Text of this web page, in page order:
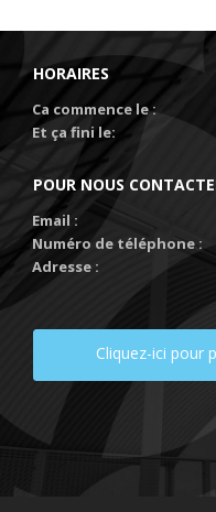
HORAIRES
Ca commence le :
Et ça fini le:
POUR NOUS
Email :
Numéro de téléphone :
Adresse :
Cliquez-ici pour